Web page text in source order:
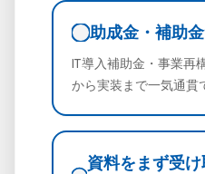
助成金・補助
IT導入補助金・事業再
から実装まで一気通貫
資料をまず受